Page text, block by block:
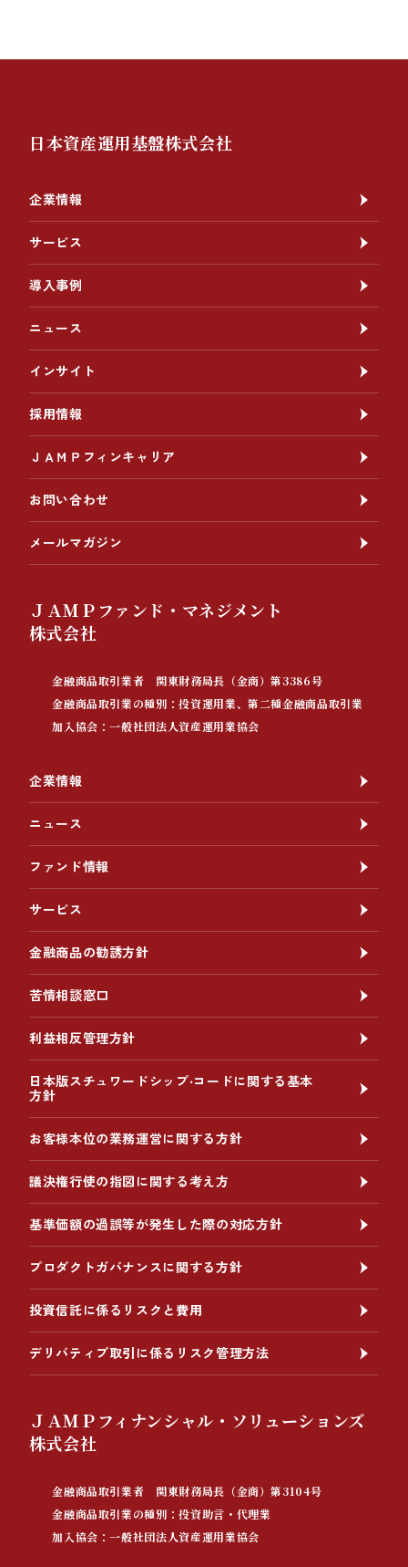
日本資産運用基盤株式会社
企業情報
サービス
導入事例
ニュース
インサイト
採用情報
ＪＡＭＰフィンキャリア
お問い合わせ
メールマガジン
ＪＡＭＰファンド・マネジメント
株式会社
金融商品取引業者 関東財務局長（金商）第3386号
金融商品取引業の種別：投資運用業、第二種金融商品取引業
加入協会：一般社団法人資産運用業協会
企業情報
ニュース
ファンド情報
サービス
金融商品の勧誘方針
苦情相談窓口
利益相反管理方針
日本版スチュワードシップ‧コードに関する基本
方針
お客様本位の業務運営に関する方針
議決権行使の指図に関する考え方
基準価額の過誤等が発生した際の対応方針
プロダクトガバナンスに関する方針
投資信託に係るリスクと費用
デリバティブ取引に係るリスク管理方法
ＪＡＭＰフィナンシャル・ソリューションズ
株式会社
金融商品取引業者 関東財務局長（金商）第3104号
金融商品取引業の種別：投資助言・代理業
加入協会：一般社団法人資産運用業協会